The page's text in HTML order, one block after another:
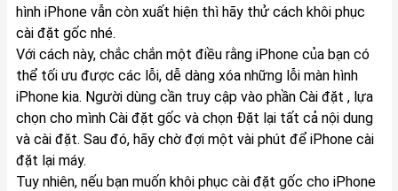
hình iPhone vẫn còn xuất hiện thì hãy thử cách khôi phục
cài đặt gốc nhé.
Với cách này, chắc chắn một điều rằng iPhone của bạn có
thể tối ưu được các lỗi, dễ dàng xóa những lỗi màn hình
iPhone kia. Người dùng cần truy cập vào phần Cài đặt , lựa
chọn cho mình Cài đặt gốc và chọn Đặt lại tất cả nội dung
và cài đặt. Sau đó, hãy chờ đợi một vài phút để iPhone cài
đặt lại máy.
Tuy nhiên, nếu bạn muốn khôi phục cài đặt gốc cho iPhone